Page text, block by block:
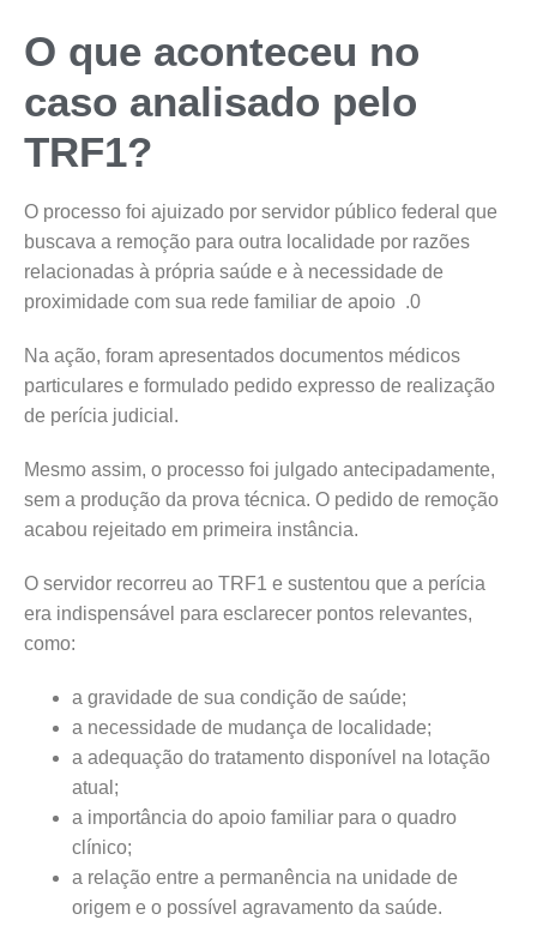
O que aconteceu no
caso analisado pelo
TRF1?
O processo foi ajuizado por servidor público federal que
buscava a remoção para outra localidade por razões
relacionadas à própria saúde e à necessidade de
proximidade com sua rede familiar de apoio .0
Na ação, foram apresentados documentos médicos
particulares e formulado pedido expresso de realização
de perícia judicial.
Mesmo assim, o processo foi julgado antecipadamente,
sem a produção da prova técnica. O pedido de remoção
acabou rejeitado em primeira instância.
O servidor recorreu ao TRF1 e sustentou que a perícia
era indispensável para esclarecer pontos relevantes,
como:
a gravidade de sua condição de saúde;
a necessidade de mudança de localidade;
a adequação do tratamento disponível na lotação
atual;
a importância do apoio familiar para o quadro
clínico;
a relação entre a permanência na unidade de
origem e o possível agravamento da saúde.